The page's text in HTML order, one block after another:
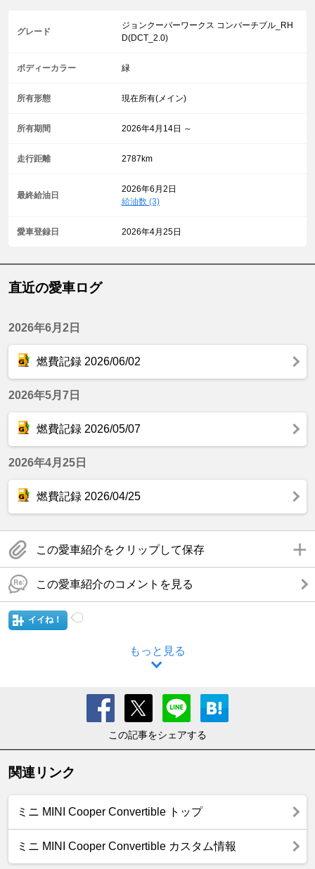
グレード
ジョンクーパーワークス コンバーチブル_RH
D(DCT_2.0)
ボディーカラー 緑
所有形態 現在所有(メイン)
所有期間 2026年4月14日 ～
走行距離 2787km
最終給油日
2026年6月2日
給油数 (3)
愛車登録日 2026年4月25日
直近の愛車ログ
2026年6月2日
燃費記録 2026/06/02
2026年5月7日
燃費記録 2026/05/07
2026年4月25日
燃費記録 2026/04/25
この愛車紹介をクリップして保存
この愛車紹介のコメントを見る
イイね！
もっと見る
この記事をシェアする
関連リンク
ミニ MINI Cooper Convertible トップ
ミニ MINI Cooper Convertible カスタム情報